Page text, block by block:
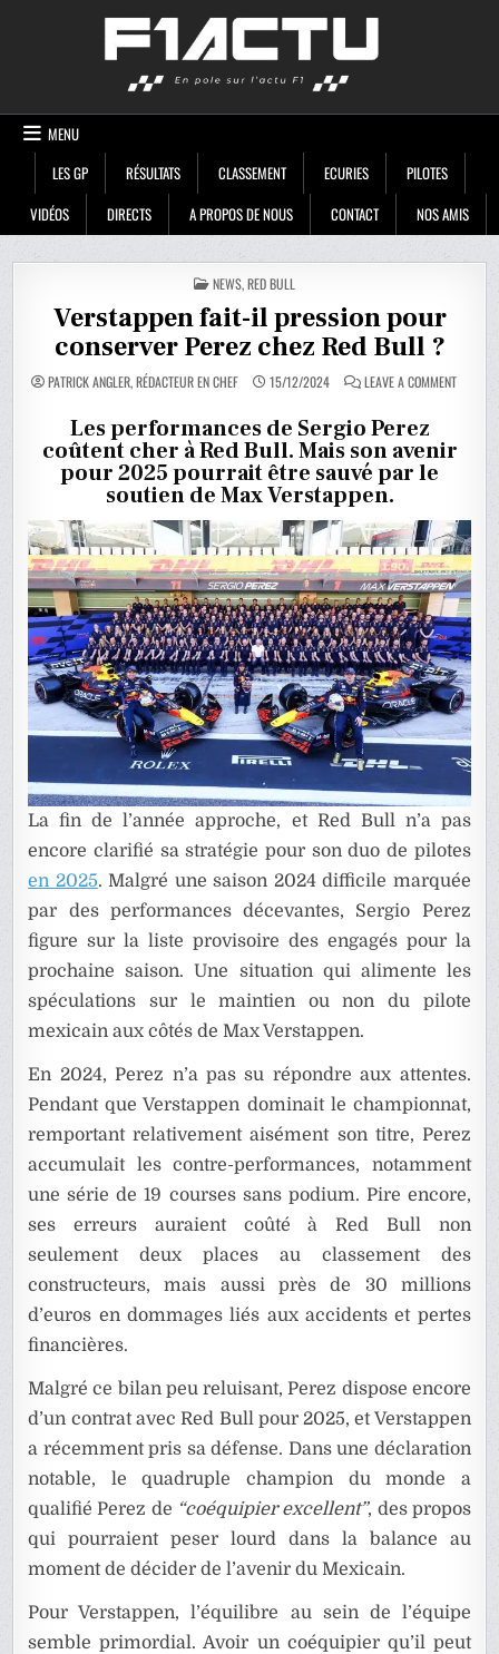
MENU
LES GP
RÉSULTATS CLASSEMENT ECURIES
PILOTES
VIDÉOS
DIRECTS A PROPOS DE NOUS CONTACT NOS AMIS
POSTED
IN
NEWS,RED BULL
Verstappen fait-il pression pour
conserver Perez chez Red Bull ?
PATRICK ANGLER, RÉDACTEUR EN CHEF 15/12/2024 LEAVE A COMMENTON
POUR
?
Les performances de Sergio Perez
coûtent cher à Red Bull. Mais son avenir
pour 2025 pourrait être sauvé par le
soutien de Max Verstappen.
La fin de l’année approche, et Red Bull n’a pas
encore clarifié sa stratégie pour son duo de pilotes
en 2025. Malgré une saison 2024 difficile marquée
par des performances décevantes, Sergio Perez
figure sur la liste provisoire des engagés pour la
prochaine saison. Une situation qui alimente les
spéculations sur le maintien ou non du pilote
mexicain aux côtés de Max Verstappen.
En 2024, Perez n’a pas su répondre aux attentes.
Pendant que Verstappen dominait le championnat,
remportant relativement aisément son titre, Perez
accumulait les contre-performances, notamment
une série de 19 courses sans podium. Pire encore,
ses erreurs auraient coûté à Red Bull non
seulement deux places au classement des
constructeurs, mais aussi près de 30 millions
d’euros en dommages liés aux accidents et pertes
financières.
Malgré ce bilan peu reluisant, Perez dispose encore
d’un contrat avec Red Bull pour 2025, et Verstappen
a récemment pris sa défense. Dans une déclaration
notable, le quadruple champion du monde a
qualifié Perez de “coéquipier excellent”, des propos
qui pourraient peser lourd dans la balance au
moment de décider de l’avenir du Mexicain.
Pour Verstappen, l’équilibre au sein de l’équipe
semble primordial. Avoir un coéquipier qu’il peut